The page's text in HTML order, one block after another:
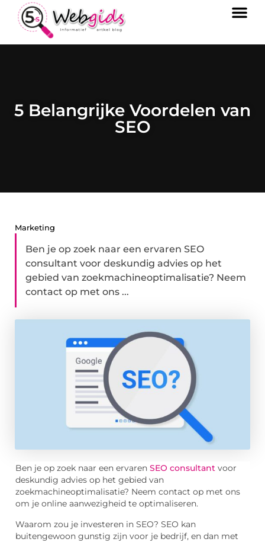
5 Belangrijke Voordelen van
SEO
Marketing
Ben je op zoek naar een ervaren SEO
consultant voor deskundig advies op het
gebied van zoekmachineoptimalisatie? Neem
contact op met ons ...
Ben je op zoek naar een ervaren SEO consultant voor
deskundig advies op het gebied van
zoekmachineoptimalisatie? Neem contact op met ons
om je online aanwezigheid te optimaliseren.
Waarom zou je investeren in SEO? SEO kan
buitengewoon gunstig zijn voor je bedrijf, en dan met